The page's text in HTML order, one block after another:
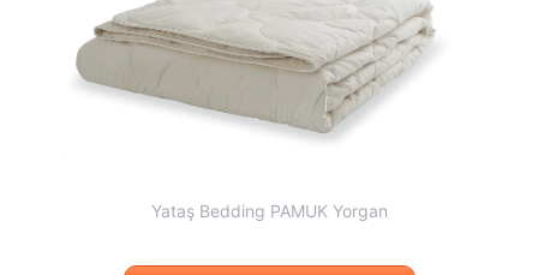
Yataş Bedding PAMUK Yorgan